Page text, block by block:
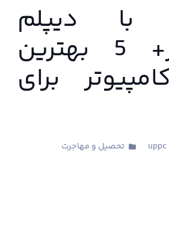
با دیپلم
کامپیوتر+ 5 بهترین
برای
uppc
folder تحصیل و مهاجرت